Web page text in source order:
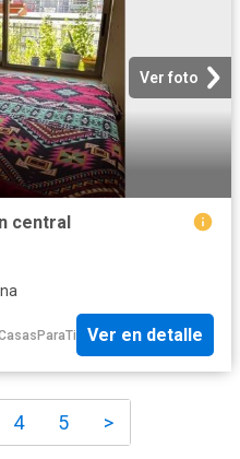
Ver foto
central
Ver en detalle
4 5 >